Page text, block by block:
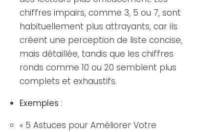
chiffres impairs, comme 3, 5 ou 7, sont
habituellement plus attrayants, car ils
créent une perception de liste concise,
mais détaillée, tandis que les chiffres
ronds comme 10 ou 20 semblent plus
complets et exhaustifs.
Exemples :
« 5 Astuces pour Améliorer Votre